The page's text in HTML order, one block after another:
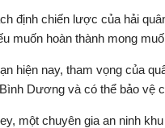
định chiến lược của hải
muốn hoàn thành mong
hiện nay, tham vọng của
Dương và có thể bảo
một chuyên gia an ninh